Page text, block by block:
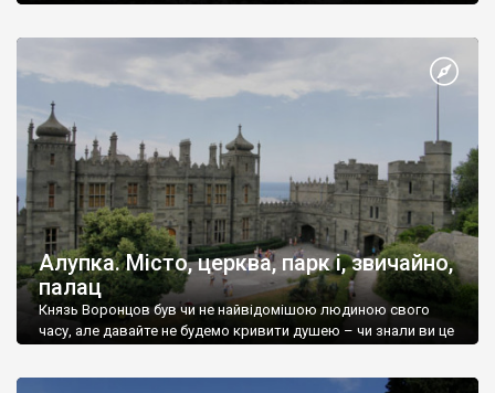
Алупка. Місто, церква, парк і, звичайно,
палац
Князь Воронцов був чи не найвідомішою людиною свого
часу, але давайте не будемо кривити душею – чи знали ви це